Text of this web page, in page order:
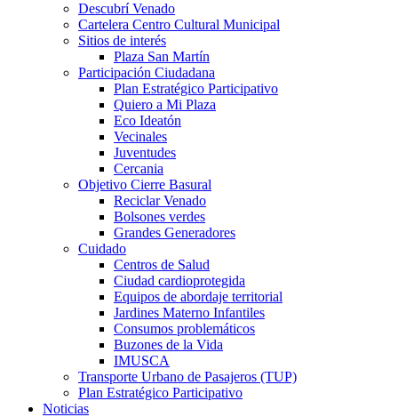
Descubrí Venado
Cartelera Centro Cultural Municipal
Sitios de interés
Plaza San Martín
Participación Ciudadana
Plan Estratégico Participativo
Quiero a Mi Plaza
Eco Ideatón
Vecinales
Juventudes
Cercania
Objetivo Cierre Basural
Reciclar Venado
Bolsones verdes
Grandes Generadores
Cuidado
Centros de Salud
Ciudad cardioprotegida
Equipos de abordaje territorial
Jardines Materno Infantiles
Consumos problemáticos
Buzones de la Vida
IMUSCA
Transporte Urbano de Pasajeros (TUP)
Plan Estratégico Participativo
Noticias